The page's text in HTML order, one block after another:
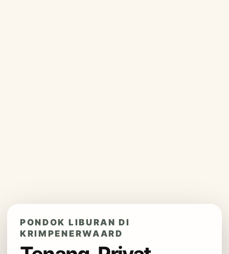
PONDOK LIBURAN DI
KRIMPENERWAARD